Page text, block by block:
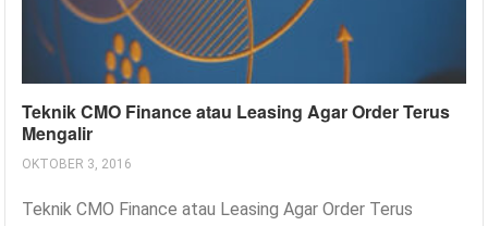
Teknik CMO Finance atau Leasing Agar Order Terus
Mengalir
OKTOBER 3, 2016
Teknik CMO Finance atau Leasing Agar Order Terus